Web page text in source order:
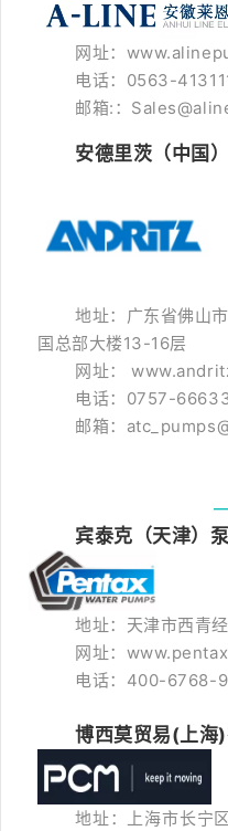
网址：
电话：0563-
邮箱:：
安德里茨（中国
地址：广东省佛山
国总部大楼13-16层
网址：
电话：0757-
邮箱：
宾泰克（天津）
地址：天津市西青
网址：
电话：400-6768-
博西莫贸易(上海
地址：上海市长宁